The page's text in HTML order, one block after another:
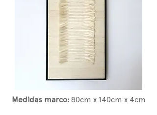
Medidas marco: 80cm x 140cm x 4cm